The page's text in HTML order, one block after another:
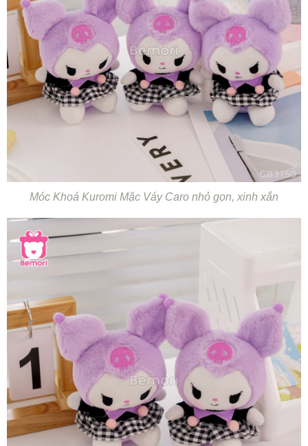
Móc Khoá Kuromi Mặc Váy Caro nhỏ gọn, xinh xắn